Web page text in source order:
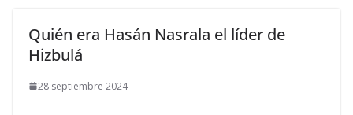
Quién era Hasán Nasrala el líder de
Hizbulá
28 septiembre 2024